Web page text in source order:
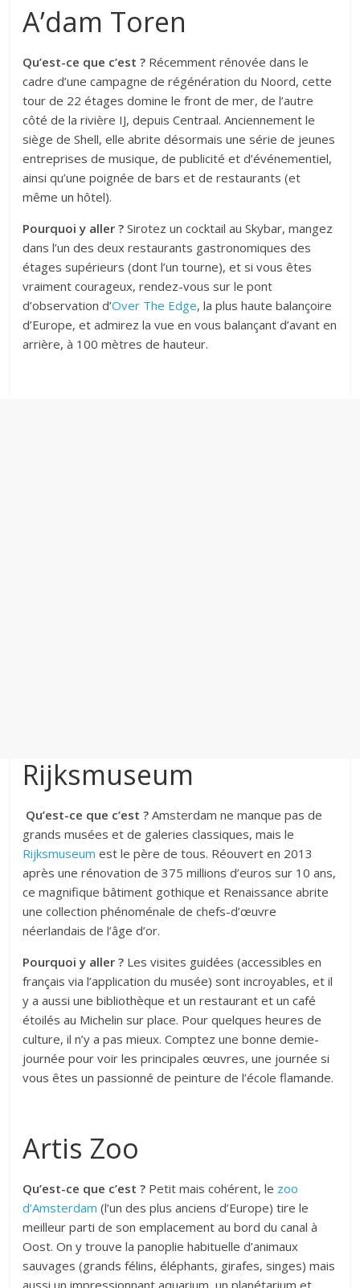
A’dam Toren
Qu’est-ce que c’est ? Récemment rénovée dans le
cadre d’une campagne de régénération du Noord, cette
tour de 22 étages domine le front de mer, de l’autre
côté de la rivière IJ, depuis Centraal. Anciennement le
siège de Shell, elle abrite désormais une série de jeunes
entreprises de musique, de publicité et d’événementiel,
ainsi qu’une poignée de bars et de restaurants (et
même un hôtel).
Pourquoi y aller ? Sirotez un cocktail au Skybar, mangez
dans l’un des deux restaurants gastronomiques des
étages supérieurs (dont l’un tourne), et si vous êtes
vraiment courageux, rendez-vous sur le pont
d’observation d’Over The Edge, la plus haute balançoire
d’Europe, et admirez la vue en vous balançant d’avant en
arrière, à 100 mètres de hauteur.
Rijksmuseum
Qu’est-ce que c’est ? Amsterdam ne manque pas de
grands musées et de galeries classiques, mais le
Rijksmuseum est le père de tous. Réouvert en 2013
après une rénovation de 375 millions d’euros sur 10 ans,
ce magnifique bâtiment gothique et Renaissance abrite
une collection phénoménale de chefs-d’œuvre
néerlandais de l’âge d’or.
Pourquoi y aller ? Les visites guidées (accessibles en
français via l’application du musée) sont incroyables, et il
y a aussi une bibliothèque et un restaurant et un café
étoilés au Michelin sur place. Pour quelques heures de
culture, il n’y a pas mieux. Comptez une bonne demie-
journée pour voir les principales œuvres, une journée si
vous êtes un passionné de peinture de l’école flamande.
Artis Zoo
Qu’est-ce que c’est ? Petit mais cohérent, le zoo
d’Amsterdam (l’un des plus anciens d’Europe) tire le
meilleur parti de son emplacement au bord du canal à
Oost. On y trouve la panoplie habituelle d’animaux
sauvages (grands félins, éléphants, girafes, singes) mais
aussi un impressionnant aquarium, un planétarium et